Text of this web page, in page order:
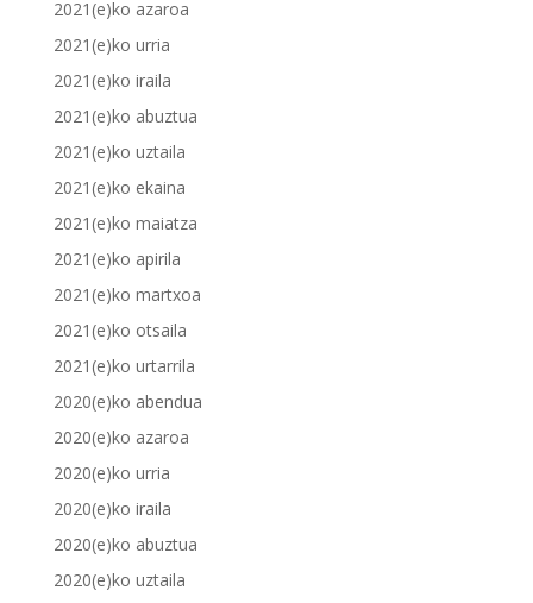
2021(e)ko azaroa
2021(e)ko urria
2021(e)ko iraila
2021(e)ko abuztua
2021(e)ko uztaila
2021(e)ko ekaina
2021(e)ko maiatza
2021(e)ko apirila
2021(e)ko martxoa
2021(e)ko otsaila
2021(e)ko urtarrila
2020(e)ko abendua
2020(e)ko azaroa
2020(e)ko urria
2020(e)ko iraila
2020(e)ko abuztua
2020(e)ko uztaila